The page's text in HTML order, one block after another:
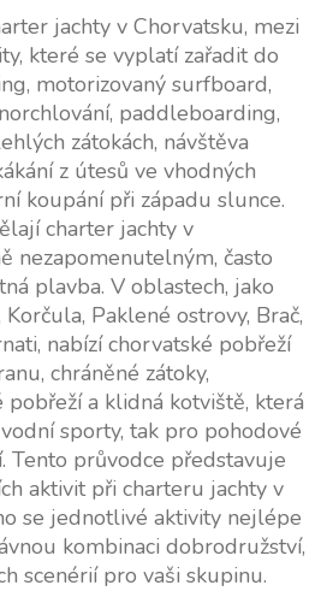
jachty v Chorvatsku, mezi
které se vyplatí zařadit do
motorizovaný surfboard,
paddleboarding,
zátokách, návštěva
z útesů ve vhodných
koupání při západu slunce.
charter jachty v
nezapomenutelným, často
plavba. V oblastech, jako
Paklené ostrovy, Brač,
nabízí chorvatské pobřeží
chráněné zátoky,
pobřeží a klidná kotviště, která
sporty, tak pro pohodové
Tento průvodce představuje
aktivit při charteru jachty v
se jednotlivé aktivity nejlépe
kombinaci dobrodružství,
scenérií pro vaši skupinu.